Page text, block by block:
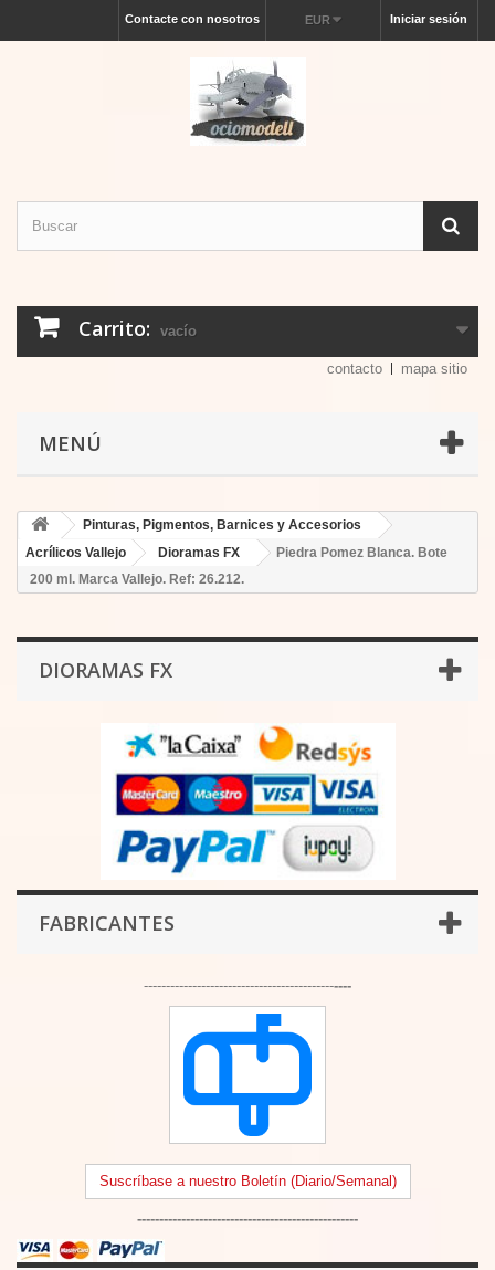
Iniciar sesión
EUR
Contacte con nosotros
Carrito: vacío
contacto mapa sitio
MENÚ
Pinturas, Pigmentos, Barnices y Accesorios
Acrílicos Vallejo
Dioramas FX
Piedra Pomez Blanca. Bote
200 ml. Marca Vallejo. Ref: 26.212.
DIORAMAS FX
FABRICANTES
-----------------------------------------------
Suscríbase a nuestro Boletín (Diario/Semanal)
--------------------------------------------------